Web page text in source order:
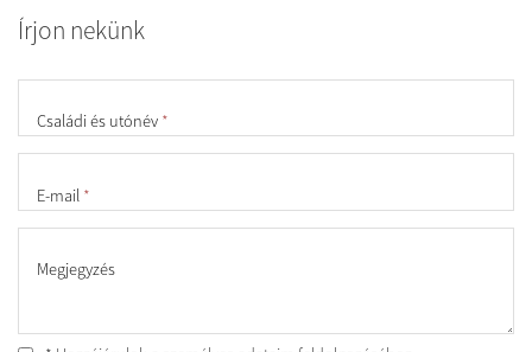
Írjon nekünk
Családi és utónév *
E-mail *
Megjegyzés